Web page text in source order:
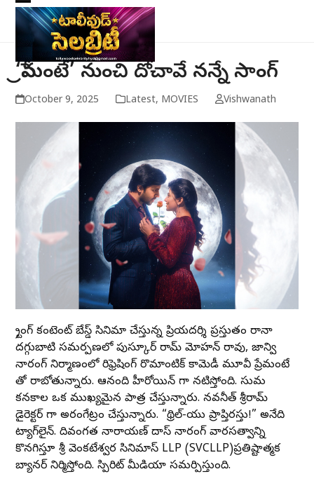
Skip
content
Open
mobile
menu
Close
mobile
menu
‘ప్రేమంటే’ నుంచి దోచావే నన్నే సాంగ్
October 9, 2025 Latest, MOVIES Vishwanath
స్ట్రాంగ్ కంటెంట్ బేస్డ్ సినిమా చేస్తున్న ప్రియదర్శి ప్రస్తుతం రానా
దగ్గుబాటి సమర్పణలో పుస్కూర్ రామ్ మోహన్ రావు, జాన్వి
నారంగ్ నిర్మాణంలో రిఫ్రెషింగ్ రొమాంటిక్ కామెడీ మూవీ ప్రేమంటే
తో రాబోతున్నారు. ఆనంది హీరోయిన్ గా నటిస్తోంది. సుమ
కనకాల ఒక ముఖ్యమైన పాత్ర చేస్తున్నారు. నవనీత్ శ్రీరామ్
డైరెక్టర్ గా అరంగేట్రం చేస్తున్నారు. “థ్రిల్-యు ప్రాప్తిరస్తు!” అనేది
ట్యాగ్‌లైన్‌. దివంగత నారాయణ్ దాస్ నారంగ్ వారసత్వాన్ని
కొనసాగిస్తూ శ్రీ వెంకటేశ్వర సినిమాస్ LLP (SVCLLP)ప్రతిష్టాత్మక
బ్యానర్‌ నిర్మిస్తోంది. స్పిరిట్ మీడియా సమర్పిస్తుంది.